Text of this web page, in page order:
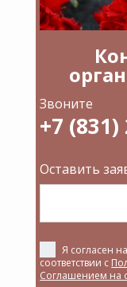
Звоните
+7 (831)
Оставить
Я согласен
соответствии с
Соглашением на